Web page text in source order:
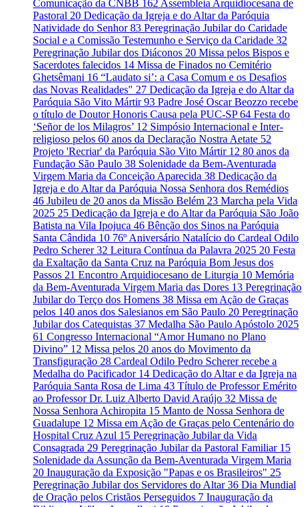
Comunicação da CNBB 162 Assembleia Arquidiocesana de
Pastoral 20 Dedicação da Igreja e do Altar da Paróquia
Natividade do Senhor83 Peregrinação Jubilar do Caridade
Social e a Comissão Testemunho e Serviço da Caridade 32
Peregrinação Jubilar dos Diáconos 20 Missa pelos Bispos e
Sacerdotes falecidos 14 Missa de Finados no Cemitério
Ghetsêmani 16 “Laudato si’: a Casa Comum e os Desafios
das Novas Realidades" 27 Dedicação da Igreja e do Altar da
Paróquia São Vito Mártir93 Padre José Oscar Beozzo recebe
o título de Doutor Honoris Causa pela PUC-SP64 Festa do
‘Señor de los Milagros’ 12 Simpósio Internacional e Inter-
religioso pelos 60 anos da Declaração Nostra Aetate 52
Projeto 'Recriar' da Paróquia São Vito Mártir 12 80 anos da
Fundação São Paulo 38 Solenidade da Bem-Aventurada
Virgem Maria da Conceição Aparecida 38 Dedicação da
Igreja e do Altar da Paróquia Nossa Senhora dos Remédios
46 Jubileu de 20 anos da Missão Belém 23 Marcha pela Vida
2025 25 Dedicação da Igreja e do Altar da Paróquia São João
Batista na Vila Ipojuca 46 Bênção dos Sinos na Paróquia
Santa Cândida 10 76º Aniversário Natalício do Cardeal Odilo
Pedro Scherer32 Leitura Contínua da Palavra 2025 20 Festa
da Exaltação da Santa Cruz na Paróquia Bom Jesus dos
Passos 21 Encontro Arquidiocesano de Liturgia 10 Memória
da Bem-Aventurada Virgem Maria das Dores 13 Peregrinação
Jubilar do Terço dos Homens 38 Missa em Ação de Graças
pelos 140 anos dos Salesianos em São Paulo 20 Peregrinação
Jubilar dos Catequistas 37 Medalha São Paulo Apóstolo 2025
61 Congresso Internacional “Amor Humano no Plano
Divino” 12 Missa pelos 20 anos do Movimento da
Transfiguração 28 Cardeal Odilo Pedro Scherer recebe a
Medalha do Pacificador 14 Dedicação do Altar e da Igreja na
Paróquia Santa Rosa de Lima 43 Título de Professor Emérito
ao Professor Dr. Luiz Alberto David Araújo 32 Missa de
Nossa Senhora Achiropita 15 Manto de Nossa Senhora de
Guadalupe 12 Missa em Ação de Graças pelo Centenário do
Hospital Cruz Azul 15 Peregrinação Jubilar da Vida
Consagrada 29 Peregrinação Jubilar da Pastoral Familiar 15
Solenidade da Assunção da Bem-Aventurada Virgem Maria
20 Inauguração da Exposição "Papas e os Brasileiros" 25
Peregrinação Jubilar dos Servidores do Altar36 Dia Mundial
de Oração pelos Cristãos Perseguidos 7 Inauguração da